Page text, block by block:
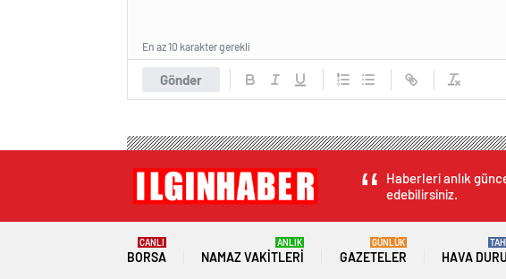
Gönder
En az 10 karakter gerekli
Haberleri anlık
edebilirsiniz.
BORSA
CANLI
NAMAZ VAKITLERI
ANLIK
GAZETELER
GÜNLÜK
HAVA